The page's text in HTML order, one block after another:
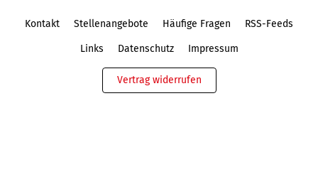
Kontakt Stellenangebote Häufige Fragen RSS-Feeds
Links Datenschutz Impressum
Vertrag widerrufen